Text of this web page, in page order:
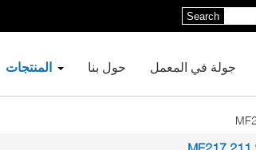
Search
المنتجات حول بنا جولة في المعمل